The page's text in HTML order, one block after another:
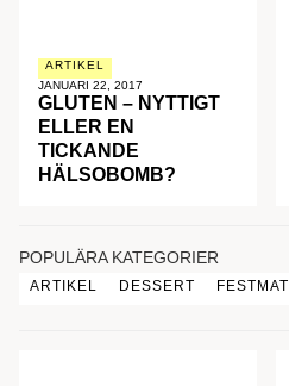
ARTIKEL
JANUARI 22, 2017
GLUTEN – NYTTIGT
ELLER EN
TICKANDE
HÄLSOBOMB?
POPULÄRA KATEGORIER
ARTIKEL DESSERT FESTMAT